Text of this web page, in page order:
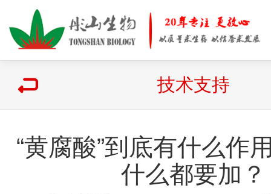
技术支持
“黄腐酸”到底有什么作
什么都要加？